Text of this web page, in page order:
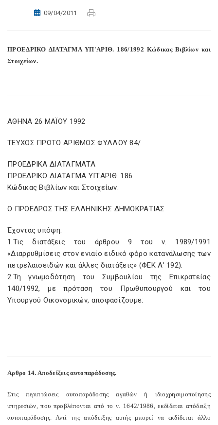
09/04/2011
ΠΡΟΕΔΡΙΚΟ ΔΙΑΤΑΓΜΑ ΥΠ'ΑΡΙΘ. 186/1992 Κώδικας Βιβλίων και
Στοιχείων.
ΑΘΗΝΑ 26 ΜΑΪΟΥ 1992
ΤΕΥΧΟΣ ΠΡΩΤΟ ΑΡΙΘΜΟΣ ΦΥΛΛΟΥ 84/
ΠΡΟΕΔΡΙΚΑ ΔΙΑΤΑΓΜΑΤΑ
ΠΡΟΕΔΡΙΚΟ ΔΙΑΤΑΓΜΑ ΥΠ'ΑΡΙΘ. 186
Κώδικας Βιβλίων και Στοιχείων.
Ο ΠΡΟΕΔΡΟΣ ΤΗΣ ΕΛΛΗΝΙΚΗΣ ΔΗΜΟΚΡΑΤΙΑΣ
Έχοντας υπόψη:
1.Τις διατάξεις του άρθρου 9 του ν. 1989/1991
«Διαρρυθμίσεις στον ενιαίο ειδικό φόρο κατανάλωσης των
πετρελαιοειδών και άλλες διατάξεις» (ΦΕΚ Α' 192).
2.Τη γνωμοδότηση του Συμβουλίου της Επικρατείας
140/1992, με πρόταση του Πρωθυπουργού και του
Υπουργού Οικονομικών, αποφασίζουμε:
Αρθρο 14. Αποδείξεις αυτοπαράδοσης.
Στις περιπτώσεις αυτοπαράδοσης αγαθών ή ιδιοχρησιμοποίησης
υπηρεσιών, που προβλέπονται από το ν. 1642/1986, εκδίδεται απόδειξη
αυτοπαράδοσης. Αντί της απόδειξης αυτής μπορεί να εκδίδεται άλλο